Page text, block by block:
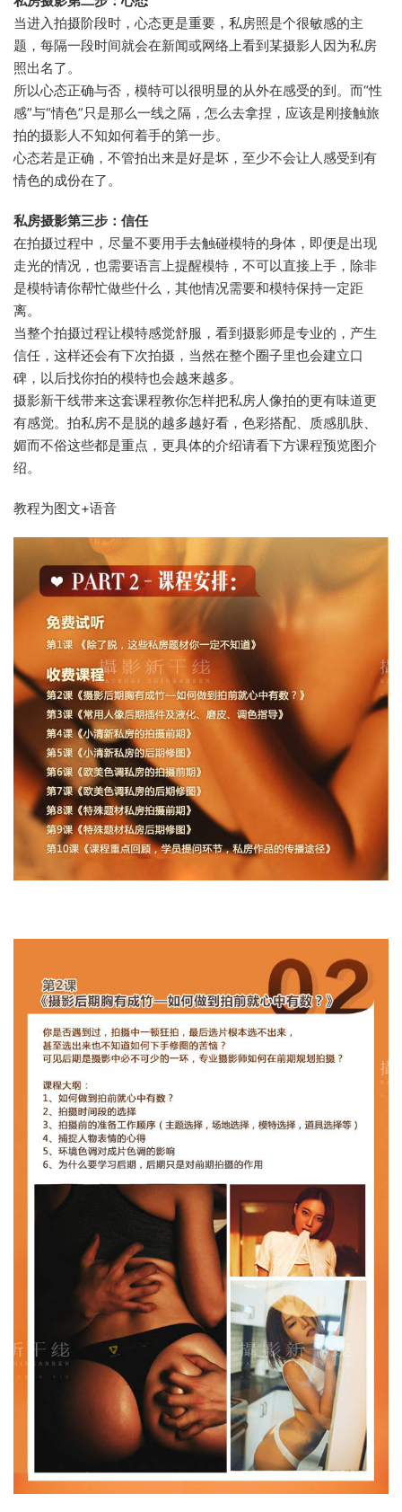
当进入拍摄阶段时，心态更是重要，私房照是个很敏感的主
题，每隔一段时间就会在新闻或网络上看到某摄影人因为私房
照出名了。
所以心态正确与否，模特可以很明显的从外在感受的到。而“性
感”与“情色”只是那么一线之隔，怎么去拿捏，应该是刚接触旅
拍的摄影人不知如何着手的第一步。
心态若是正确，不管拍出来是好是坏，至少不会让人感受到有
情色的成份在了。
私房摄影第三步：信任
在拍摄过程中，尽量不要用手去触碰模特的身体，即便是出现
走光的情况，也需要语言上提醒模特，不可以直接上手，除非
是模特请你帮忙做些什么，其他情况需要和模特保持一定距
离。
当整个拍摄过程让模特感觉舒服，看到摄影师是专业的，产生
信任，这样还会有下次拍摄，当然在整个圈子里也会建立口
碑，以后找你拍的模特也会越来越多。
摄影新干线带来这套课程教你怎样把私房人像拍的更有味道更
有感觉。拍私房不是脱的越多越好看，色彩搭配、质感肌肤、
媚而不俗这些都是重点，更具体的介绍请看下方课程预览图介
绍。
教程为图文+语音